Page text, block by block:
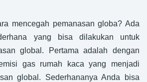
mencegah pemanasan globa? Ada
yang bisa dilakukan untuk
global. Pertama adalah dengan
gas rumah kaca yang menjadi
global. Sederhananya Anda bisa